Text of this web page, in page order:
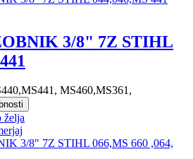
3/8" 7Z STIHL
MS460,MS361,
želja